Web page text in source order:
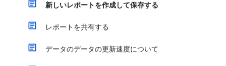
新しいレポートを作成して保存する
レポートを共有する
データのデータの更新速度について